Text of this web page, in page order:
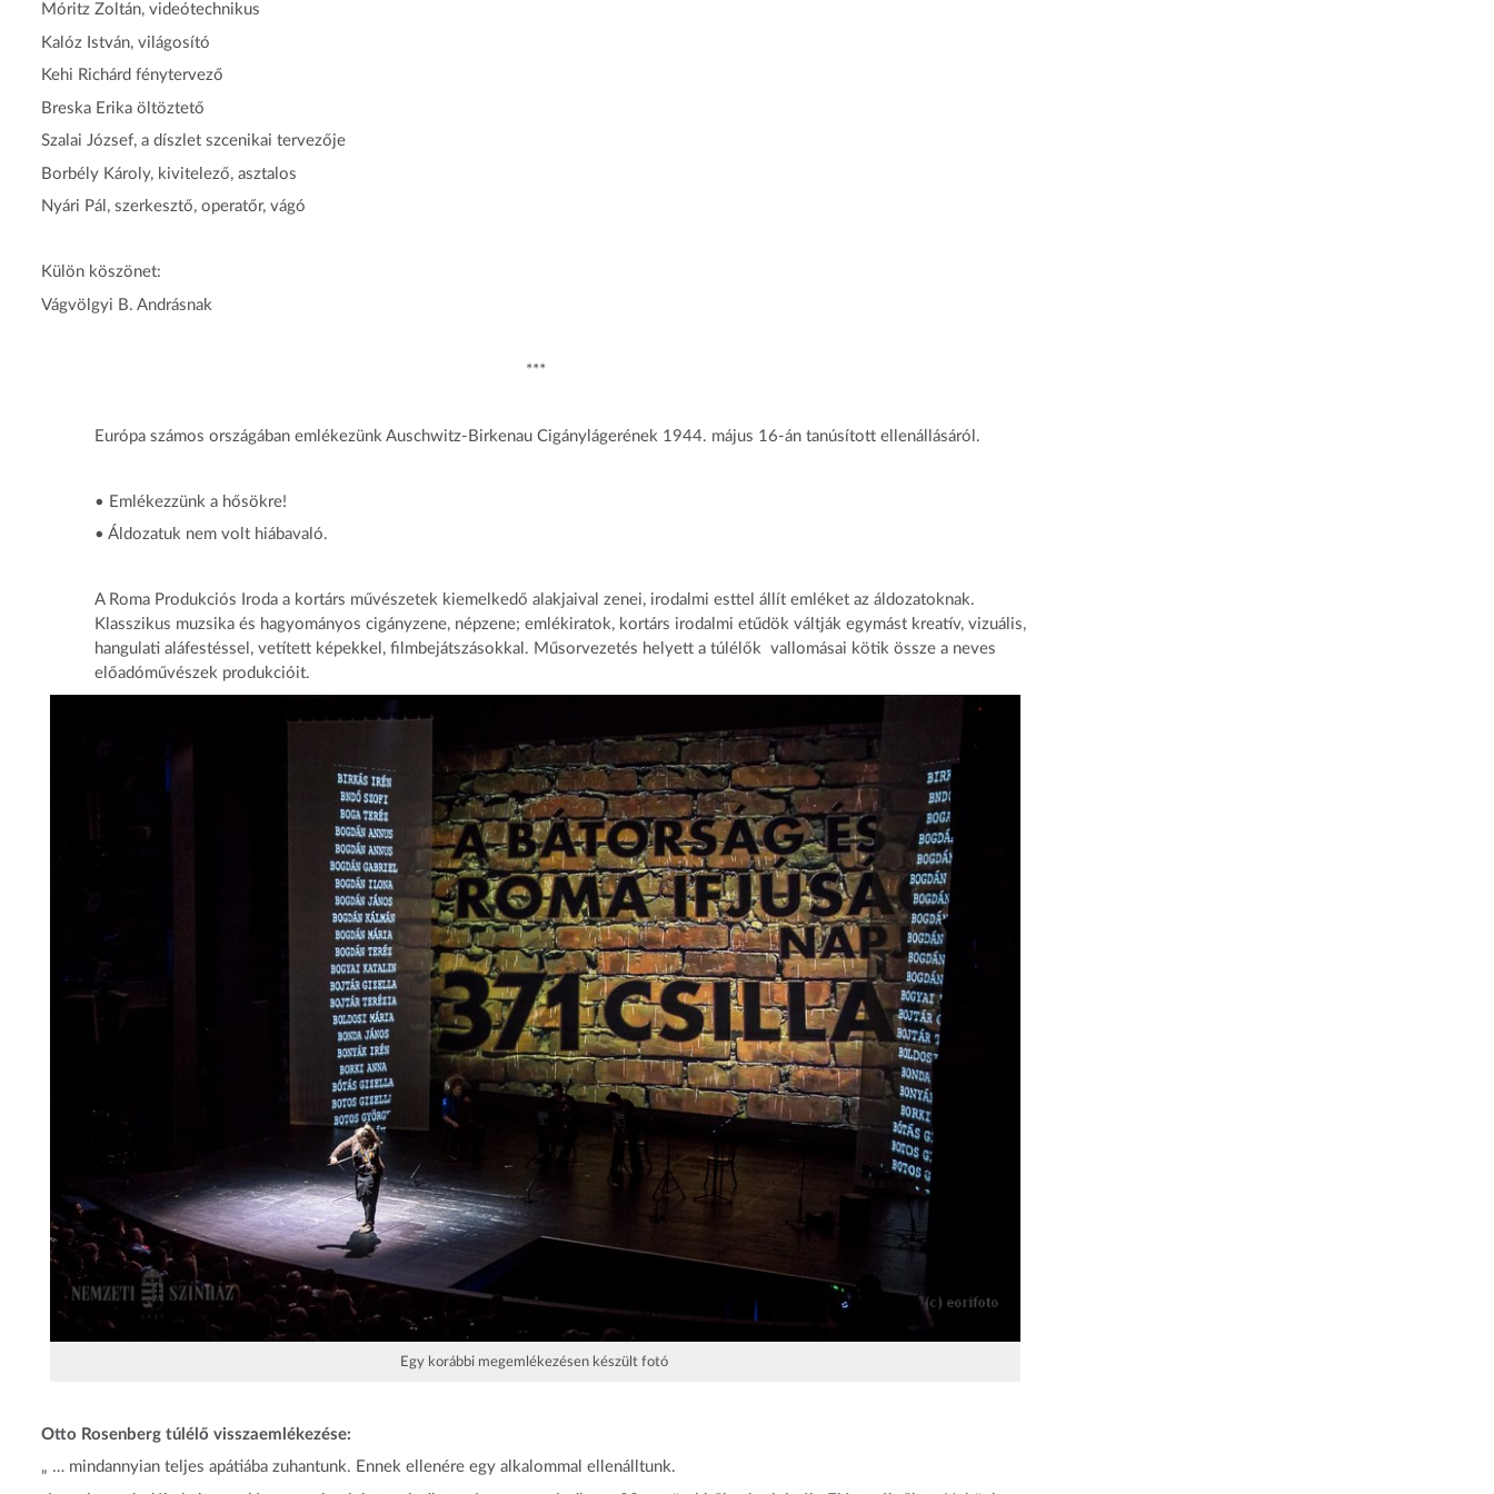
Móritz Zoltán, videótechnikus
Kalóz István, világosító
Kehi Richárd fénytervező
Breska Erika öltöztető
Szalai József, a díszlet szcenikai tervezője
Borbély Károly, kivitelező, asztalos
Nyári Pál, szerkesztő, operatőr, vágó
Külön köszönet:
Vágvölgyi B. Andrásnak
***
Európa számos országában emlékezünk Auschwitz-Birkenau Cigánylágerének 1944. május 16-án tanúsított ellenállásáról.
• Emlékezzünk a hősökre!
• Áldozatuk nem volt hiábavaló.
A Roma Produkciós Iroda a kortárs művészetek kiemelkedő alakjaival zenei, irodalmi esttel állít emléket az áldozatoknak.
Klasszikus muzsika és hagyományos cigányzene, népzene; emlékiratok, kortárs irodalmi etűdök váltják egymást kreatív, vizuális,
hangulati aláfestéssel, vetített képekkel, filmbejátszásokkal. Műsorvezetés helyett a túlélők vallomásai kötik össze a neves
előadóművészek produkcióit.
Egy korábbi megemlékezésen készült fotó
Otto Rosenberg túlélő visszaemlékezése:
„ … mindannyian teljes apátiába zuhantunk. Ennek ellenére egy alkalommal ellenálltunk.